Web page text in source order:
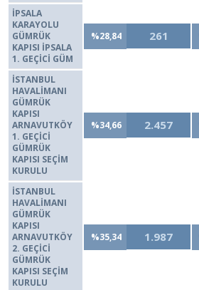
İPSALA
KARAYOLU
GÜMRÜK
KAPISI İPSALA
1. GEÇİCİ GÜM
%28,84 261
İSTANBUL
HAVALİMANI
GÜMRÜK
KAPISI
ARNAVUTKÖY
1. GEÇİCİ
GÜMRÜK
KAPISI SEÇİM
KURULU
%34,66 2.457
İSTANBUL
HAVALİMANI
GÜMRÜK
KAPISI
ARNAVUTKÖY
2. GEÇİCİ
GÜMRÜK
KAPISI SEÇİM
KURULU
%35,34 1.987